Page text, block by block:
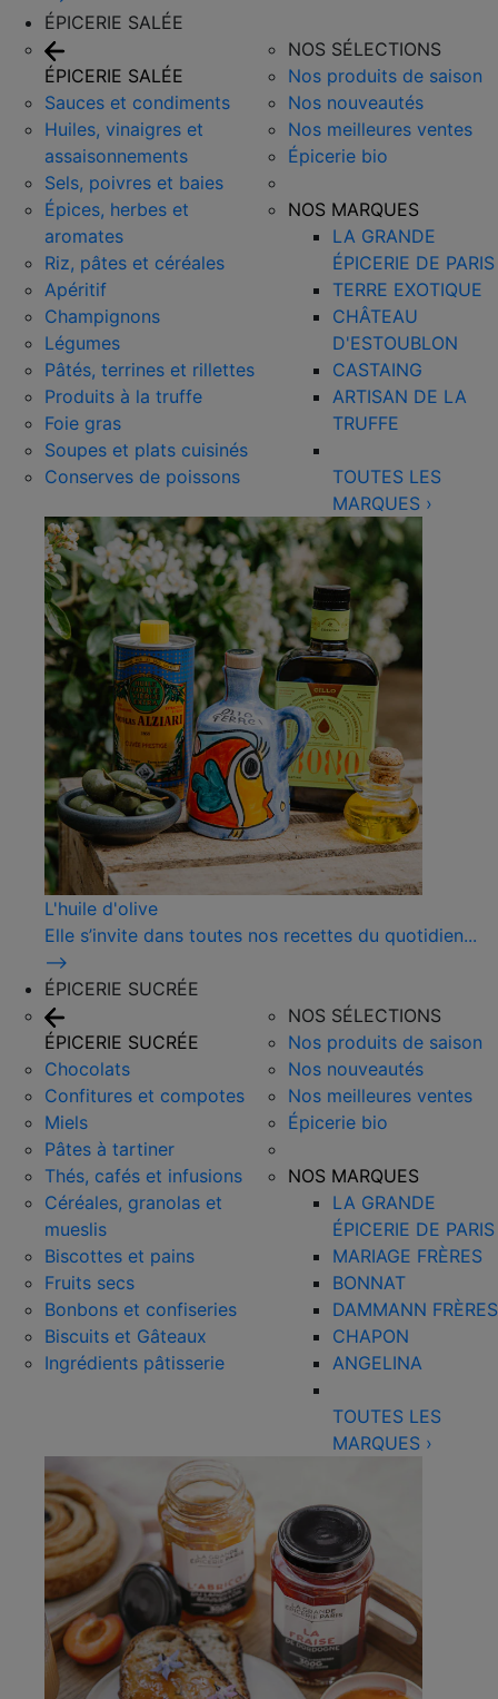
ÉPICERIE SALÉE
ÉPICERIE SALÉE
Sauces et condiments
Huiles, vinaigres et
assaisonnements
Sels, poivres et baies
Épices, herbes et
aromates
Riz, pâtes et céréales
Apéritif
Champignons
Légumes
Pâtés, terrines et rillettes
Produits à la truffe
Foie gras
Soupes et plats cuisinés
Conserves de poissons
NOS SÉLECTIONS
Nos produits de saison
Nos nouveautés
Nos meilleures ventes
Épicerie bio
NOS MARQUES
LA GRANDE
ÉPICERIE DE PARIS
TERRE EXOTIQUE
CHÂTEAU
D'ESTOUBLON
CASTAING
ARTISAN DE LA
TRUFFE
TOUTES LES
MARQUES ›
L'huile d'olive
Elle s’invite dans toutes nos recettes du quotidien...
⟶
ÉPICERIE SUCRÉE
ÉPICERIE SUCRÉE
Chocolats
Confitures et compotes
Miels
Pâtes à tartiner
Thés, cafés et infusions
Céréales, granolas et
mueslis
Biscottes et pains
Fruits secs
Bonbons et confiseries
Biscuits et Gâteaux
Ingrédients pâtisserie
NOS SÉLECTIONS
Nos produits de saison
Nos nouveautés
Nos meilleures ventes
Épicerie bio
NOS MARQUES
LA GRANDE
ÉPICERIE DE PARIS
MARIAGE FRÈRES
BONNAT
DAMMANN FRÈRES
CHAPON
ANGELINA
TOUTES LES
MARQUES ›